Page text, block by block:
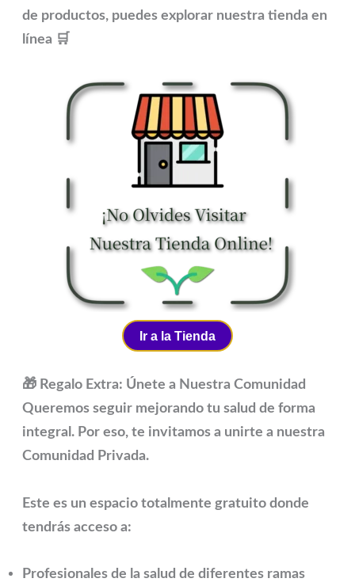
de productos, puedes explorar nuestra tienda en
línea 🛒
Ir a la Tienda
🎁 Regalo Extra: Únete a Nuestra Comunidad
Queremos seguir mejorando tu salud de forma
integral. Por eso, te invitamos a unirte a nuestra
Comunidad Privada.
Este es un espaciototalmente gratuito donde
tendrás acceso a:
Profesionales de la salud de diferentes ramas